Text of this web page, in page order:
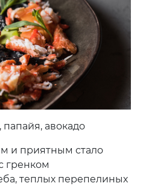
папайя, авокадо
и приятным стало
гренком
теплых перепелиных